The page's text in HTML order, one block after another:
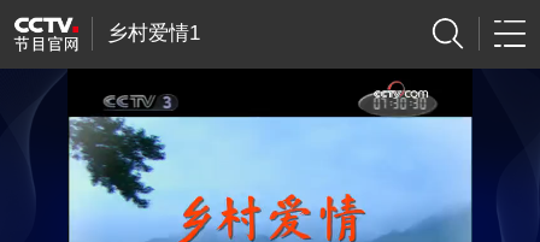
乡村爱情1